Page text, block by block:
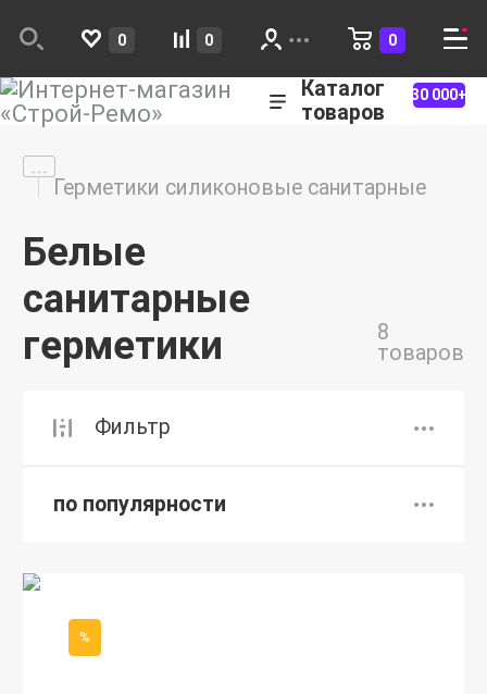
0 0 0
Каталог
товаров
30 000+
Герметики силиконовые санитарные
Белые
санитарные
герметики
8
товаров
Фильтр
по популярности
%